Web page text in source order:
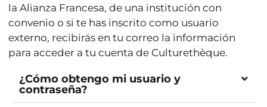
la Alianza Francesa, de una institución con
convenio o si te has inscrito como usuario
externo, recibirás en tu correo la información
para acceder a tu cuenta de Culturethèque.
¿Cómo obtengo mi usuario y
contraseña?